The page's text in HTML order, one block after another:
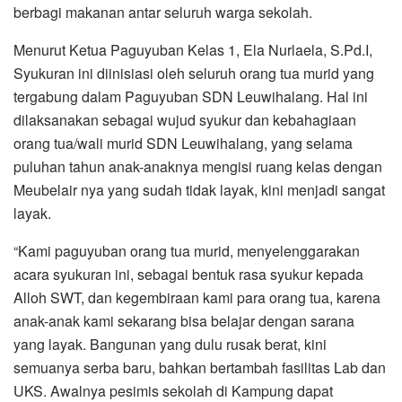
berbagi makanan antar seluruh warga sekolah.
Menurut Ketua Paguyuban Kelas 1, Ela Nurlaela, S.Pd.I,
Syukuran ini diinisiasi oleh seluruh orang tua murid yang
tergabung dalam Paguyuban SDN Leuwihalang. Hal ini
dilaksanakan sebagai wujud syukur dan kebahagiaan
orang tua/wali murid SDN Leuwihalang, yang selama
puluhan tahun anak-anaknya mengisi ruang kelas dengan
Meubelair nya yang sudah tidak layak, kini menjadi sangat
layak.
“Kami paguyuban orang tua murid, menyelenggarakan
acara syukuran ini, sebagai bentuk rasa syukur kepada
Alloh SWT, dan kegembiraan kami para orang tua, karena
anak-anak kami sekarang bisa belajar dengan sarana
yang layak. Bangunan yang dulu rusak berat, kini
semuanya serba baru, bahkan bertambah fasilitas Lab dan
UKS. Awalnya pesimis sekolah di Kampung dapat